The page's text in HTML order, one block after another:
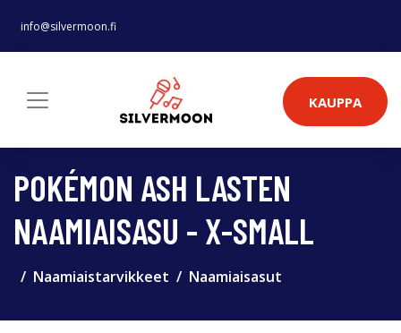
info@silvermoon.fi
KAUPPA
POKÉMON ASH LASTEN
NAAMIAISASU - X-SMALL
Naamiaistarvikkeet Naamiaisasut